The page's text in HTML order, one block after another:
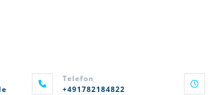
Telefon
+491782184822